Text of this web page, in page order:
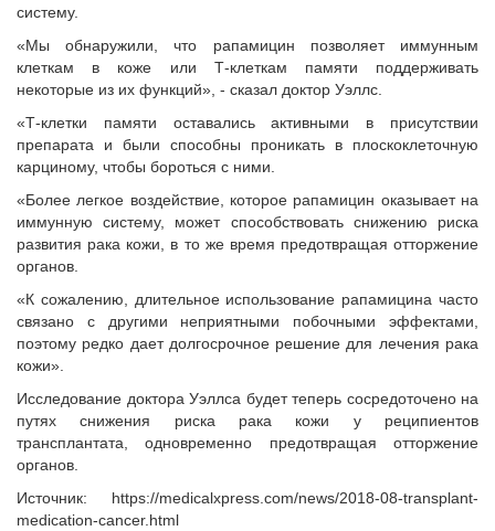
систему.
«Мы обнаружили, что рапамицин позволяет иммунным
клеткам в коже или Т-клеткам памяти поддерживать
некоторые из их функций», - сказал доктор Уэллс.
«Т-клетки памяти оставались активными в присутствии
препарата и были способны проникать в плоскоклеточную
карциному, чтобы бороться с ними.
«Более легкое воздействие, которое рапамицин оказывает на
иммунную систему, может способствовать снижению риска
развития рака кожи, в то же время предотвращая отторжение
органов.
«К сожалению, длительное использование рапамицина часто
связано с другими неприятными побочными эффектами,
поэтому редко дает долгосрочное решение для лечения рака
кожи».
Исследование доктора Уэллса будет теперь сосредоточено на
путях снижения риска рака кожи у реципиентов
трансплантата, одновременно предотвращая отторжение
органов.
Источник: https://medicalxpress.com/news/2018-08-transplant-
medication-cancer.html